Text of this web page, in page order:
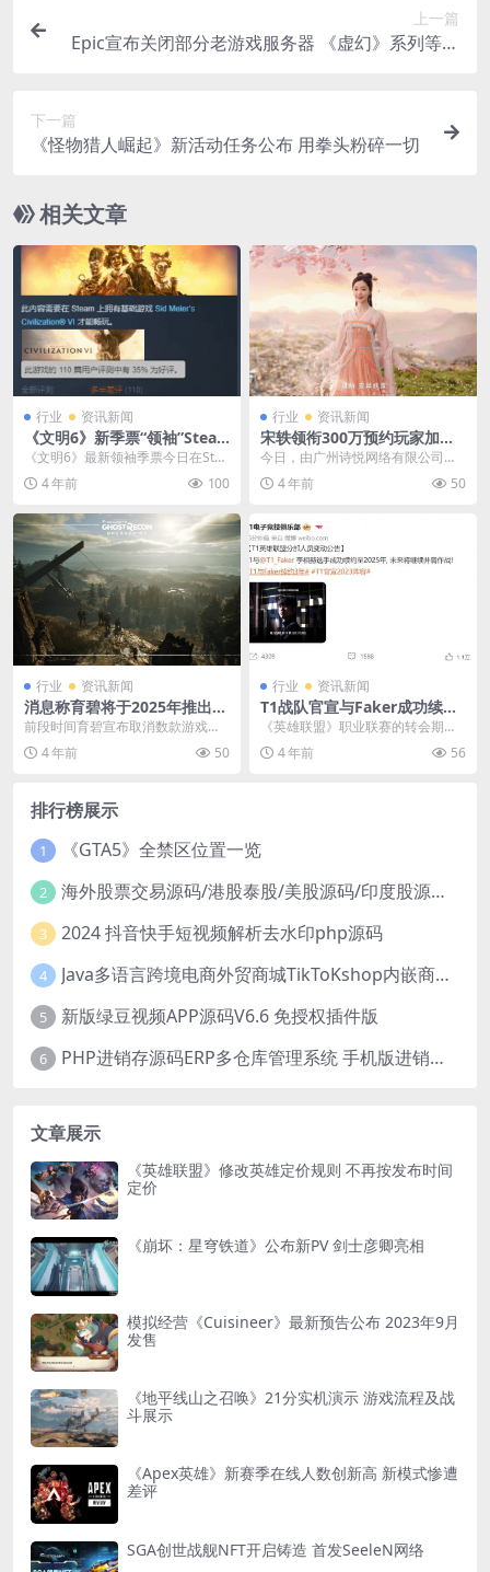
上一篇
Epic宣布关闭部分老游戏服务器 《虚幻》系列等下
下一篇
《怪物猎人崛起》新活动任务公布 用拳头粉碎一切
相关文章
行业 资讯新闻
《文明6》新季票“领袖”Stea
m多半差评 Bug一堆
《文明6》最新领袖季票今日在Stea
m商店发售，Steam上《文明VI典
藏版》的...
4 年前 100
行业 资讯新闻
宋轶领衔300万预约玩家加盟
《长安幻想》全平台首发
今日，由广州诗悦网络有限公司自
主研发4年的唐风妖灵进化手游《长
安幻想》宣布全平台...
4 年前 50
行业 资讯新闻
消息称育碧将于2025年推出幽
灵行动系列新作
前段时间育碧宣布取消数款游戏的
消息让很多玩家失望，不过看起来
至少幽灵行动系列的粉...
4 年前 50
行业 资讯新闻
T1战队官宣与Faker成功续约
至2025年 继续并肩作战！
《英雄联盟》职业联赛的转会期已
经开启，之前有消息称LOL第一人
的Faker可能会...
4 年前 56
排行榜展示
1 《GTA5》全禁区位置一览
2 海外股票交易源码/港股泰股/美股源码/印度股源码/马拉西亚股票源码/国际股票配资
3 2024 抖音快手短视频解析去水印php源码
4 Java多语言跨境电商外贸商城TikToKshop内嵌商城I商家入驻I一键铺
5 新版绿豆视频APP源码V6.6 免授权插件版
6 PHP进销存源码ERP多仓库管理系统 手机版进销存 php网络版进销存小程序
文章展示
《英雄联盟》修改英雄定价规则 不再按发布时间
定价
《崩坏：星穹铁道》公布新PV 剑士彦卿亮相
模拟经营《Cuisineer》最新预告公布 2023年9月
发售
《地平线山之召唤》21分实机演示 游戏流程及战
斗展示
《Apex英雄》新赛季在线人数创新高 新模式惨遭
差评
SGA创世战舰NFT开启铸造 首发SeeleN网络